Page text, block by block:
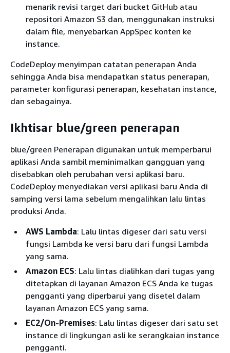
menarik revisi target dari bucket GitHub atau
repositori Amazon S3 dan, menggunakan instruksi
dalam file, menyebarkan AppSpec konten ke
instance.
CodeDeploy menyimpan catatan penerapan Anda
sehingga Anda bisa mendapatkan status penerapan,
parameter konfigurasi penerapan, kesehatan instance,
dan sebagainya.
Ikhtisar blue/green penerapan
blue/green Penerapan digunakan untuk memperbarui
aplikasi Anda sambil meminimalkan gangguan yang
disebabkan oleh perubahan versi aplikasi baru.
CodeDeploy menyediakan versi aplikasi baru Anda di
samping versi lama sebelum mengalihkan lalu lintas
produksi Anda.
AWS Lambda: Lalu lintas digeser dari satu versi
fungsi Lambda ke versi baru dari fungsi Lambda
yang sama.
Amazon ECS: Lalu lintas dialihkan dari tugas yang
ditetapkan di layanan Amazon ECS Anda ke tugas
pengganti yang diperbarui yang disetel dalam
layanan Amazon ECS yang sama.
EC2/On-Premises: Lalu lintas digeser dari satu set
instance di lingkungan asli ke serangkaian instance
pengganti.